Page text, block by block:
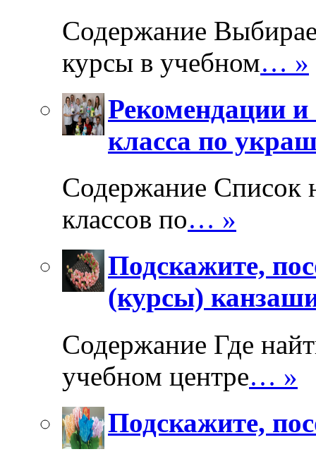
Содержание
курсы в учебном… »
Рекомендации
класса по
Содержание Список
классов по… »
Подскажите,
(курсы)
Содержание Где
учебном центре… »
Подскажите,